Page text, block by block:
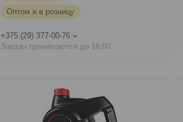
Оптом и в розницу
+375 (29) 377-00-76
Заказы принимаются до 18:00